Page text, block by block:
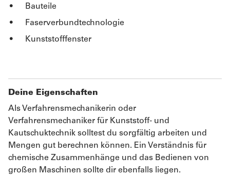
Bauteile
Faserverbundtechnologie
Kunststofffenster
Deine Eigenschaften
Als Verfahrensmechanikerin oder
Verfahrensmechaniker für Kunststoff- und
Kautschuktechnik solltest du sorgfältig arbeiten und
Mengen gut berechnen können. Ein Verständnis für
chemische Zusammenhänge und das Bedienen von
großen Maschinen sollte dir ebenfalls liegen.